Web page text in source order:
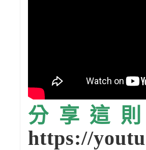
分享這
https://